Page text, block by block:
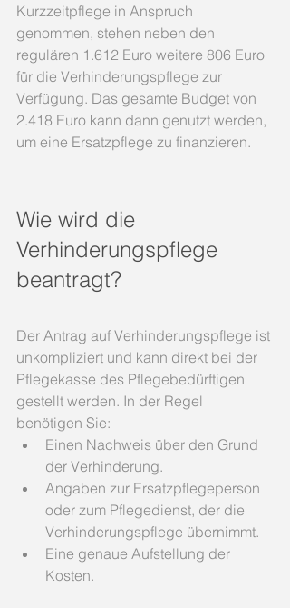
Kurzzeitpflege in Anspruch
genommen, stehen neben den
regulären 1.612 Euro weitere 806 Euro
für die Verhinderungspflege zur
Verfügung. Das gesamte Budget von
2.418 Euro kann dann genutzt werden,
um eine Ersatzpflege zu finanzieren.
Wie wird die
Verhinderungspflege
beantragt?
Der Antrag auf Verhinderungspflege ist
unkompliziert und kann direkt bei der
Pflegekasse des Pflegebedürftigen
gestellt werden. In der Regel
benötigen Sie:
Einen Nachweis über den Grund
der Verhinderung.
Angaben zur Ersatzpflegeperson
oder zum Pflegedienst, der die
Verhinderungspflege übernimmt.
Eine genaue Aufstellung der
Kosten.